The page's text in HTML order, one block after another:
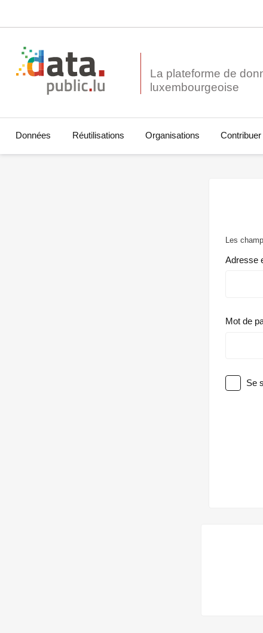
La plateforme de
Données Réutilisations Organisations Contribuer
Les
Adresse
Mot de
Se